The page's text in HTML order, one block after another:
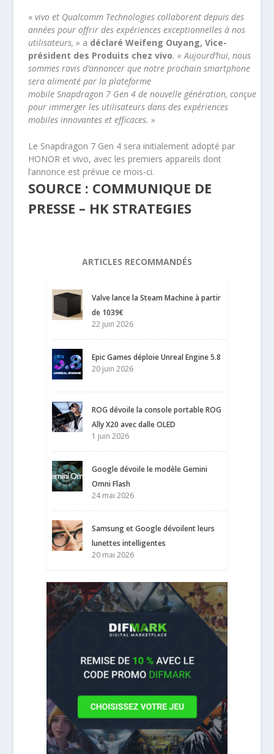
«vivo et Qualcomm Technologies collaborent depuis des
années pour offrir des expériences exceptionnelles à nos
utilisateurs, » a déclaré Weifeng Ouyang, Vice-
président des Produits chez vivo. « Aujourd’hui, nous
sommes ravis d’annoncer que notre prochain smartphone
sera alimenté par la plateforme
mobile Snapdragon 7 Gen 4 de nouvelle génération, conçue
pour immerger les utilisateurs dans des expériences
mobiles innovantes et efficaces. »
Le Snapdragon 7 Gen 4 sera initialement adopté par
HONOR et vivo, avec les premiers appareils dont
l’annonce est prévue ce mois-ci.
SOURCE : COMMUNIQUE DE
PRESSE – HK STRATEGIES
ARTICLES RECOMMANDÉS
Valve lance la Steam Machine à partir
de 1039€
22 juin 2026
Epic Games déploie Unreal Engine 5.8
20 juin 2026
ROG dévoile la console portable ROG
Ally X20 avec dalle OLED
1 juin 2026
Google dévoile le modèle Gemini
Omni Flash
24 mai 2026
Samsung et Google dévoilent leurs
lunettes intelligentes
20 mai 2026